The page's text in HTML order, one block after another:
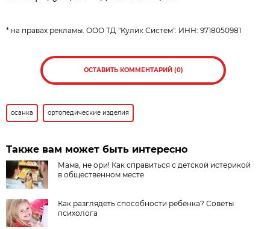
* на правах рекламы. ООО ТД "Кулик Систем". ИНН: 9718050981
ОСТАВИТЬ КОММЕНТАРИЙ (0)
осанка ортопедические изделия
Также вам может быть интересно
Мама, не ори! Как справиться с детской истерикой
в общественном месте
Как разглядеть способности ребёнка? Советы
психолога